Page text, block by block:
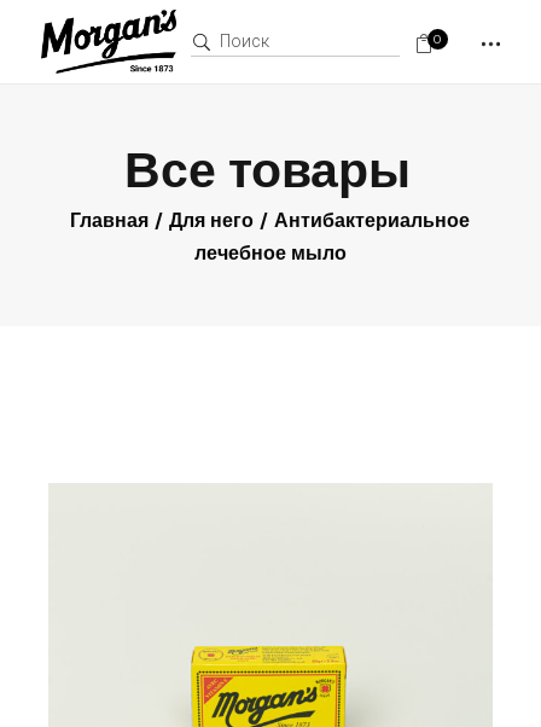
Поиск: 0
Все товары
Главная Для него
Антибактериальное
лечебное мыло